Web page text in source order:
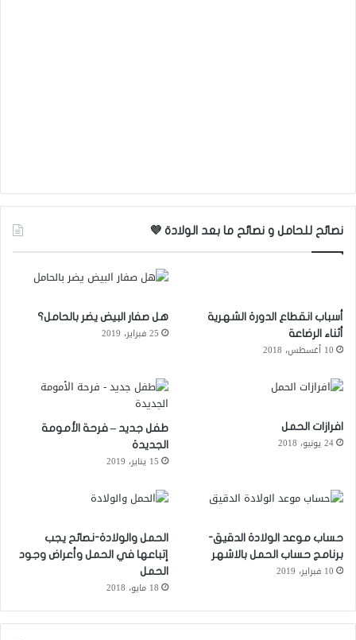
نصائح للحامل و نصائح ما بعد الولادة 💜
أسباب انقطاع الدورة الشهرية
أثناء الرضاعة
10 أغسطس، 2018
هل صفار البيض يضر بالحامل؟
25 فبراير، 2019
افرازات الحمل
24 يونيو، 2018
طفل جديد – فرحة الأمومة
الجديدة
15 يناير، 2019
حساب موعد الولادة الدقيق-
برنامج حساب الحمل بالاشهر
10 فبراير، 2019
الحمل والولادة-نصائح يجب
إتباعها في الحمل وأعراض وجود
الحمل
18 مايو، 2018